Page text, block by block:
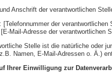
Anschrift der verantwortlichen
[Telefonnummer der verantwortlichen
Mail-Adresse der verantwortlichen
Stelle ist die natürliche oder
Namen, E-Mail-Adressen o. Ä.)
Ihrer Einwilligung zur